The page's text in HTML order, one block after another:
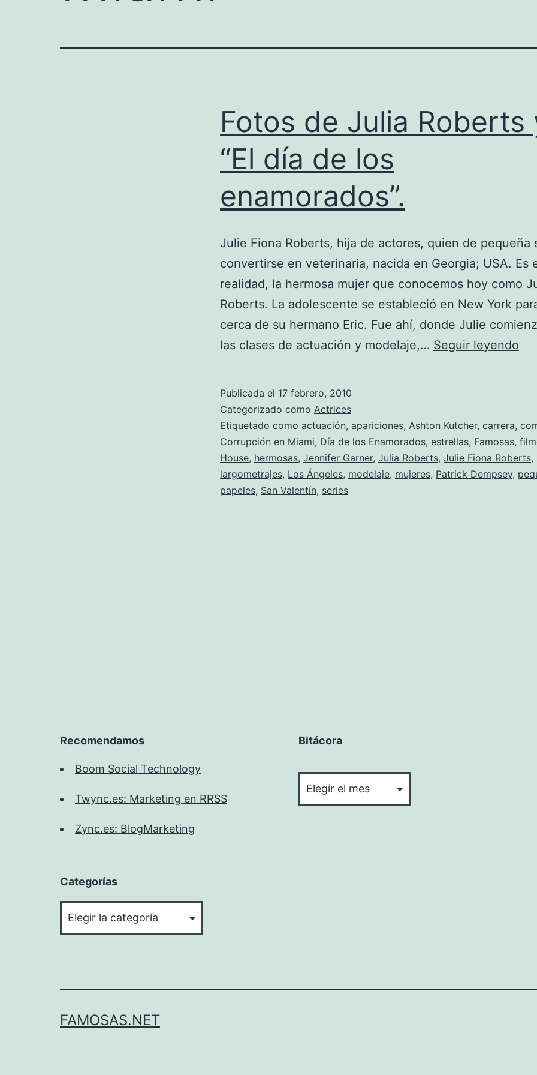
Fotos de Julia Roberts
“El día de los
enamorados”.
Julie Fiona Roberts, hija de actores, quien de pequeña
convertirse en veterinaria, nacida en Georgia; USA. Es
realidad, la hermosa mujer que conocemos hoy como
Roberts. La adolescente se estableció en New York
cerca de su hermano Eric. Fue ahí, donde Julie
las clases de actuación y modelaje,… Seguir leyendo
y
“El
día
Publicada el 17 febrero, 2010
Categorizado como Actrices
Etiquetado como actuación, apariciones, Ashton Kutcher, carrera,
Corrupción en Miami, Día de los Enamorados, estrellas, Famosas,
House, hermosas, Jennifer Garner, Julia Roberts, Julie Fiona Roberts,
largometrajes, Los Ángeles, modelaje, mujeres, Patrick Dempsey,
papeles, San Valentín, series
Recomendamos
Boom Social Technology
Twync.es: Marketing en RRSS
Zync.es: BlogMarketing
Bitácora
Categorías
FAMOSAS.NET